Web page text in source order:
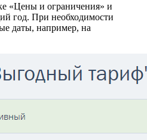
«Цены и ограничения» и
год. При необходимости
даты, например, на